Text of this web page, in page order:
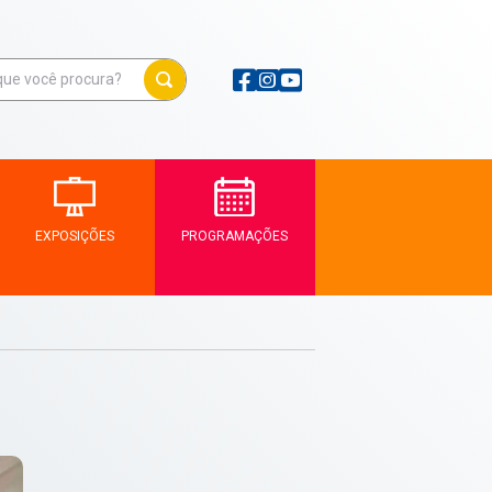
EXPOSIÇÕES PROGRAMAÇÕES